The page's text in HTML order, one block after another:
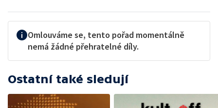
Omlouváme se, tento pořad momentálně
nemá žádné přehratelné díly.
Ostatní také sledují